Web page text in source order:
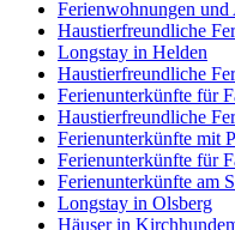
Ferienwohnungen und
Haustierfreundliche
Longstay in Helden
Haustierfreundliche
Ferienunterkünfte für
Haustierfreundliche
Ferienunterkünfte mit
Ferienunterkünfte für
Ferienunterkünfte am
Longstay in Olsberg
Häuser in